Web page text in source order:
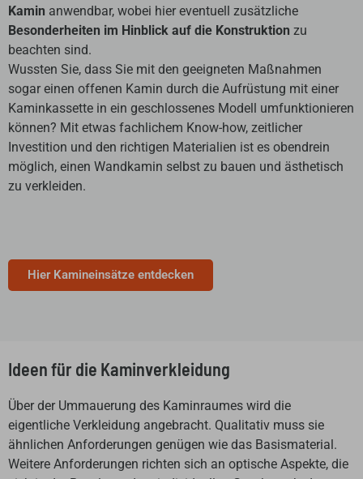
Kamin anwendbar, wobei hier eventuell zusätzliche
Besonderheiten im Hinblick auf die Konstruktion zu
beachten sind.
Wussten Sie, dass Sie mit den geeigneten Maßnahmen
sogar einen offenen Kamin durch die Aufrüstung mit einer
Kaminkassette in ein geschlossenes Modell umfunktionieren
können? Mit etwas fachlichem Know-how, zeitlicher
Investition und den richtigen Materialien ist es obendrein
möglich, einen Wandkamin selbst zu bauen und ästhetisch
zu verkleiden.
Hier Kamineinsätze entdecken
Ideen für die Kaminverkleidung
Über der Ummauerung des Kaminraumes wird die
eigentliche Verkleidung angebracht. Qualitativ muss sie
ähnlichen Anforderungen genügen wie das Basismaterial.
Weitere Anforderungen richten sich an optische Aspekte, die